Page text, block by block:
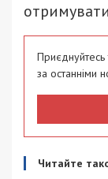
за останніми
Читайте